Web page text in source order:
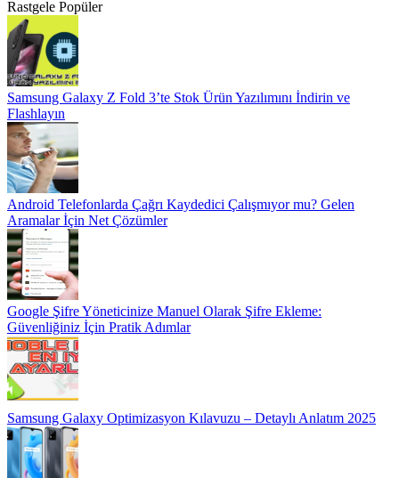
Rastgele Popüler
Samsung Galaxy Z Fold 3’te Stok Ürün Yazılımını İndirin ve
Flashlayın
Android Telefonlarda Çağrı Kaydedici Çalışmıyor mu? Gelen
Aramalar İçin Net Çözümler
Google Şifre Yöneticinize Manuel Olarak Şifre Ekleme:
Güvenliğiniz İçin Pratik Adımlar
Samsung Galaxy Optimizasyon Kılavuzu – Detaylı Anlatım 2025